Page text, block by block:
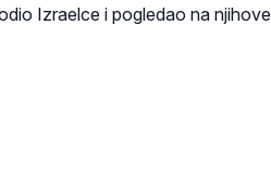
Izraelce i pogledao na njihove